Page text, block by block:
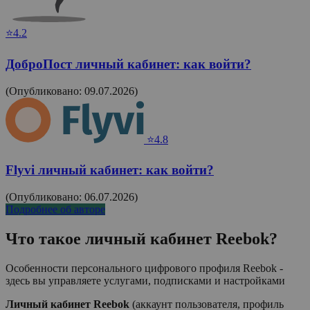
⭐4.2
ДоброПост личный кабинет: как войти?
(Опубликовано: 09.07.2026)
⭐4.8
Flyvi личный кабинет: как войти?
(Опубликовано: 06.07.2026)
Подробнее об авторе
Что такое личный кабинет Reebok?
Особенности персонального цифрового профиля Reebok -
здесь вы управляете услугами, подписками и настройками
Личный кабинет Reebok (аккаунт пользователя, профиль